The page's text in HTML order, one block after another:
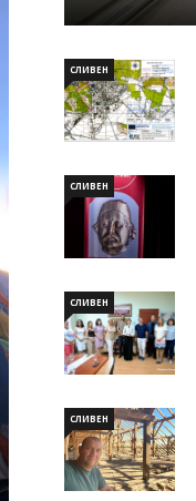
СЛИВЕН
СЛИВЕН
СЛИВЕН
СЛИВЕН